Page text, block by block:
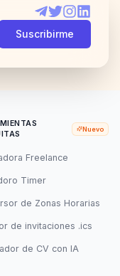
Telegram
TwitterInstagram
Suscribirme
Nuevo
Freelance
Timer
de Zonas Horarias
de invitaciones .ics
de CV con IA